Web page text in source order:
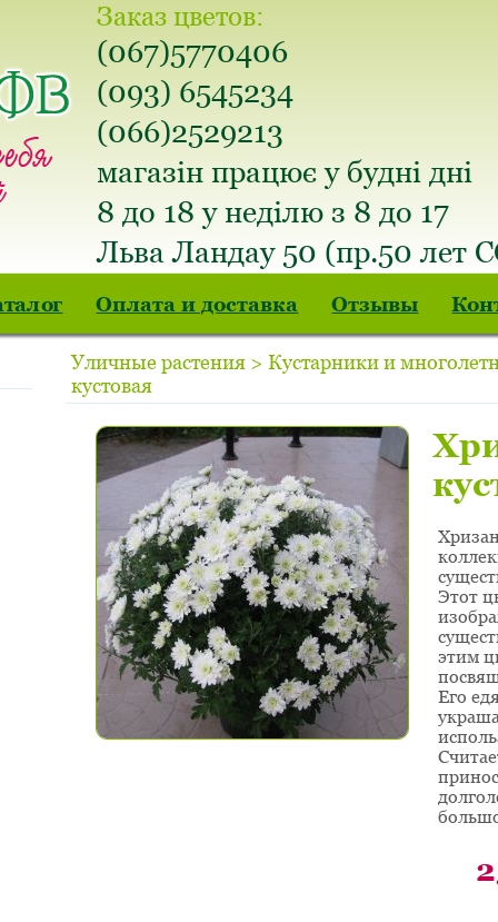
Заказ цветов:
(067)5770406
(093) 6545234
(066)2529213
магазін працює у будні дні
8 до 18 у неділю з 8 до 17
Льва Ландау 50 (пр.50 лет
Оплата и доставка Отзывы
Уличные растения > Кустарники и
кустовая
Этот
этим
Его